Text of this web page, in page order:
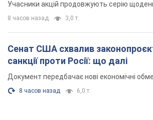
Учасники акцій продовжують серію
8 часов назад 3,0 т.
Сенат США схвалив
санкції проти Росії: що далі
Документ передбачає нові економічні
8 часов назад 6,0 т.